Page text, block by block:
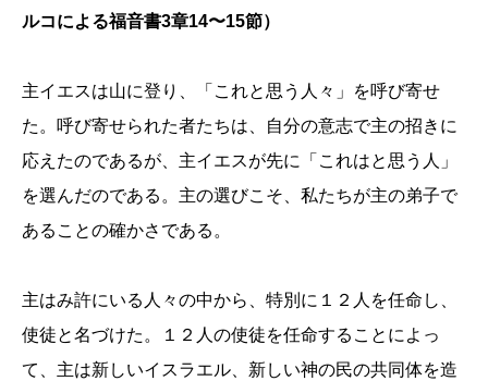
ルコによる福音書3章14〜15節）
主イエスは山に登り、「これと思う人々」を呼び寄せ
た。呼び寄せられた者たちは、自分の意志で主の招きに
応えたのであるが、主イエスが先に「これはと思う人」
を選んだのである。主の選びこそ、私たちが主の弟子で
あることの確かさである。
主はみ許にいる人々の中から、特別に１２人を任命し、
使徒と名づけた。１２人の使徒を任命することによっ
て、主は新しいイスラエル、新しい神の民の共同体を造